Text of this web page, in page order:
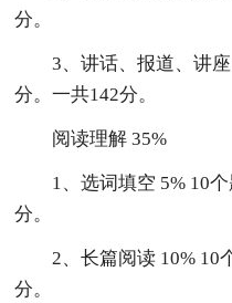
分。
3、讲话、报道、讲
分。一共142分。
阅读理解 35%
1、选词填空 5% 10
分。
2、长篇阅读 10% 10
分。